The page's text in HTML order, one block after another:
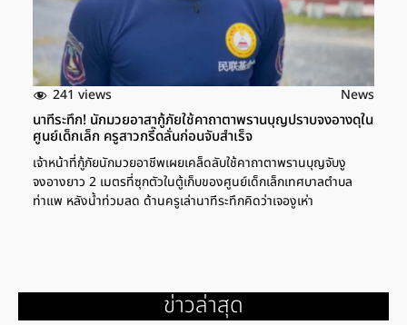
241 views News
นาทีระทึก! นักมวยอาสากู้ภัยใช้คาถาตาพรานบุญปราบจงอางดุใน
ศูนย์เด็กเล็ก ครูสาวกรี๊ดลั่นก่อนจับสำเร็จ
เจ้าหน้าที่กู้ภัยนักมวยอาชีพเผยเคล็ดลับใช้คาถาตาพรานบุญจับงู
จงอางยาว 2 เมตรที่ซุกตัวในตู้เก็บของศูนย์เด็กเล็กเทศบาลตำบล
ท่าแพ หลังน้ำท่วมลด ด้านครูเล่านาทีระทึกคิดว่าเจองูเห่า
ข่าวล่าสุด